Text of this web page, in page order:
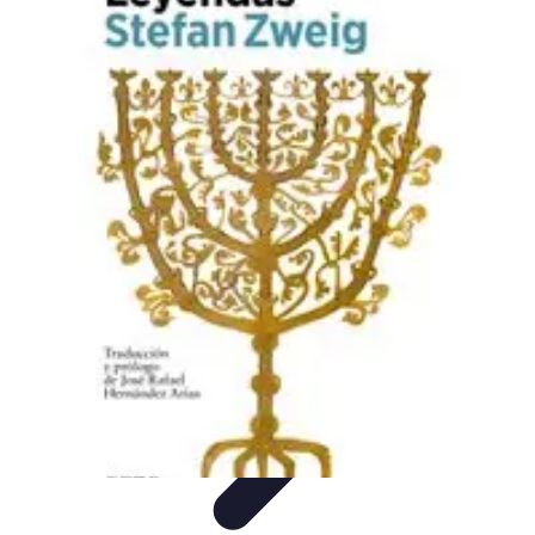
Leyendas F1
Historia y LegadoLeyendas de la F1Historias de Pilotos
Pilotos Legendarios
Leyendas F1